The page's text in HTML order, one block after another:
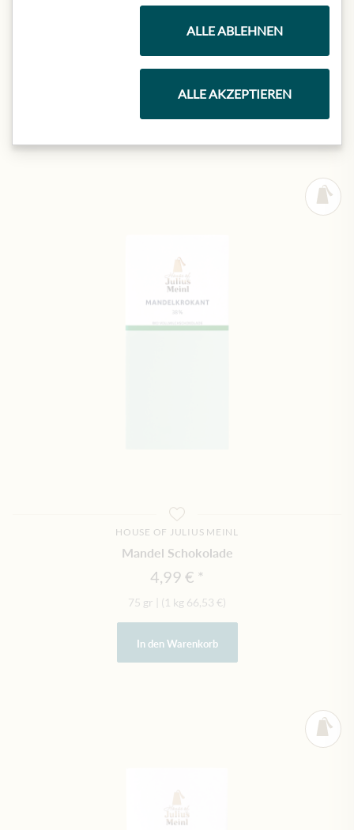
75 gr|(1 kg66,53 €)
HOUSE OF JULIUS MEINL
Mandel Schokolade
4,99 €
75 gr (1 kg 66,53 €)
In den Warenkorb
ALLE ABLEHNEN
ALLE AKZEPTIEREN